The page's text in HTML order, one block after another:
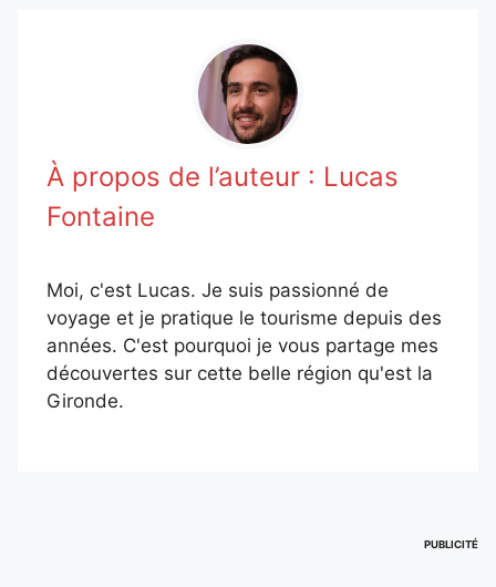
À propos de l’auteur : Lucas
Fontaine
Moi, c'est Lucas. Je suis passionné de
voyage et je pratique le tourisme depuis des
années. C'est pourquoi je vous partage mes
découvertes sur cette belle région qu'est la
Gironde.
PUBLICITÉ